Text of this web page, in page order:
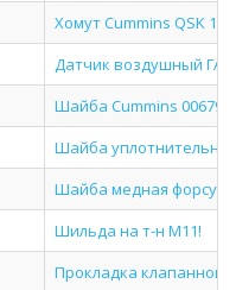
Хомут Cummins QSK 19
Датчик воздушный
Шайба Cummins
Шайба
Шайба медная
Шильда на т-н M11!
Прокладка клапанной